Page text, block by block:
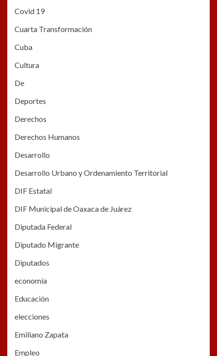
Covid 19
Cuarta Transformación
Cuba
Cultura
De
Deportes
Derechos
Derechos Humanos
Desarrollo
Desarrollo Urbano y Ordenamiento Territorial
DIF Estatal
DIF Municipal de Oaxaca de Juàrez
Diputada Federal
Diputado Migrante
Diputados
economía
Educación
elecciones
Emiliano Zapata
Empleo